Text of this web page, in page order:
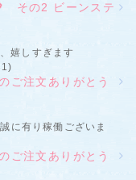
その2 ビーンステ
嬉しすぎます
ご注文ありがとう
に有り稼働ございま
ご注文ありがとう